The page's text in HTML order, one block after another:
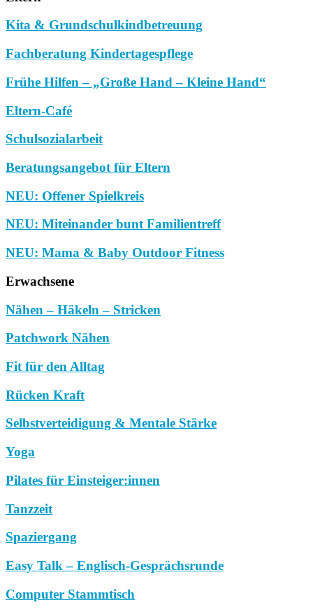
Kita & Grundschulkindbetreuung
Fachberatung Kindertagespflege
Frühe Hilfen – „Große Hand – Kleine Hand“
Eltern-Café
Schulsozialarbeit
Beratungsangebot für Eltern
NEU: Offener Spielkreis
NEU: Miteinander bunt Familientreff
NEU: Mama & Baby Outdoor Fitness
Erwachsene
Nähen – Häkeln – Stricken
Patchwork Nähen
Fit für den Alltag
Rücken Kraft
Selbstverteidigung & Mentale Stärke
Yoga
Pilates für Einsteiger:innen
Tanzzeit
Spaziergang
Easy Talk – Englisch-Gesprächsrunde
Computer Stammtisch